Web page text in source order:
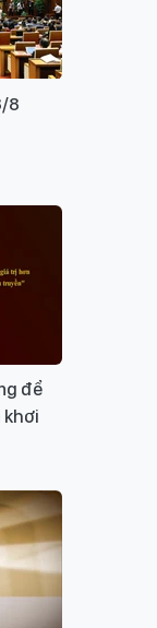
8
để
khơi